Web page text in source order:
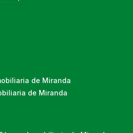
de Miranda
de Miranda